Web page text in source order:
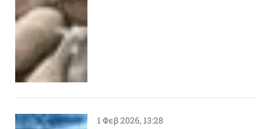
1 Φεβ 2026, 13:28